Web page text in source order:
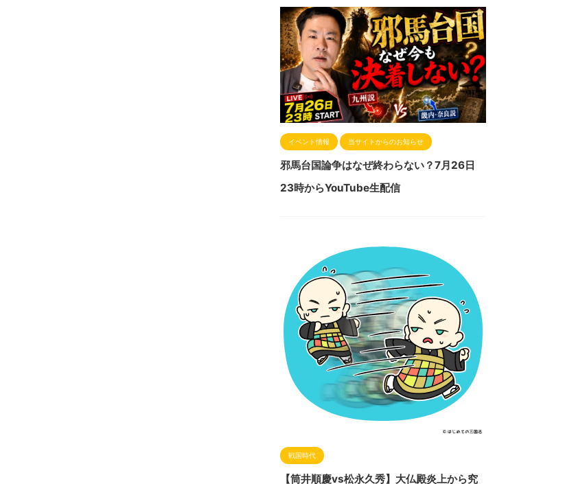
イベント情報 当サイトからのお知らせ
邪馬台国論争はなぜ終わらない？7月26日
23時からYouTube生配信
戦国時代
【筒井順慶vs松永久秀】大仏殿炎上から究